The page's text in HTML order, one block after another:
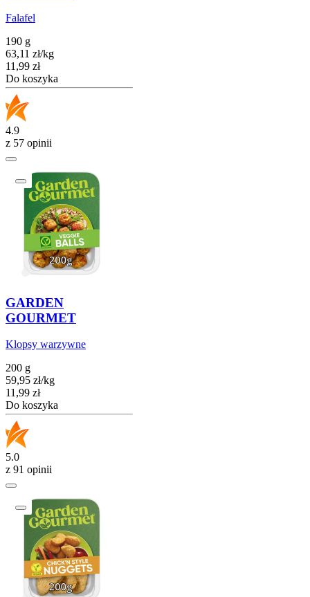
Falafel
190 g
63,11 zł/kg
Cena
11,99 zł
Do koszyka
4.9
z 57 opinii
GARDEN
GOURMET
Klopsy warzywne
200 g
59,95 zł/kg
Cena
11,99 zł
Do koszyka
5.0
z 91 opinii